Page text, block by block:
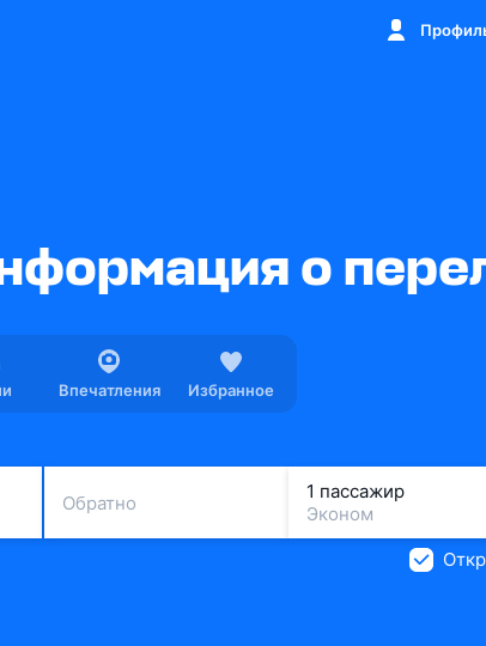
о
Впечатления Избранное
Обратно
1 пассажир
Эконом